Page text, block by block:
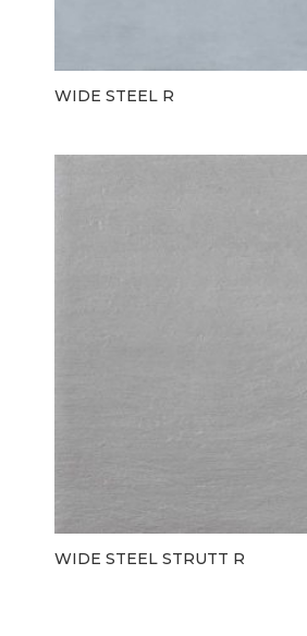
WIDE STEEL R
WIDE STEEL STRUTT R